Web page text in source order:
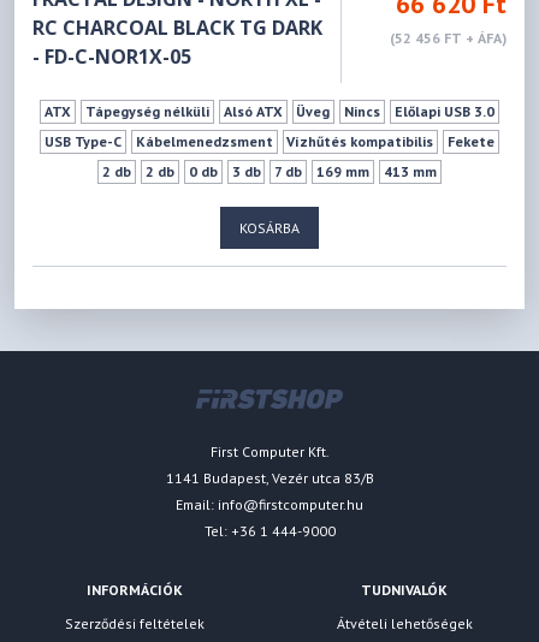
RC CHARCOAL BLACK TG DARK
- FD-C-NOR1X-05
(52 456 FT + ÁFA)
ATX Tápegység nélküli Alsó ATX Üveg Nincs
Előlapi USB 3.0
USB Type-C
Kábelmenedzsment Vízhűtés kompatibilis
Fekete
2 db
2 db 0 db 3 db 7 db 169 mm 413 mm
KOSÁRBA
First Computer Kft.
1141 Budapest, Vezér utca 83/B
Email: info@firstcomputer.hu
Tel: +36 1 444-9000
INFORMÁCIÓK
Szerződési feltételek
TUDNIVALÓK
Átvételi lehetőségek